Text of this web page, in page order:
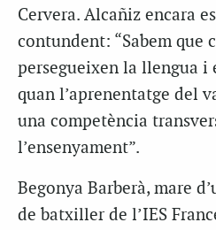
Cervera. Alcañiz encara
contundent: “Sabem
persegueixen la llengua
quan l’aprenentatge del
una competència
l’ensenyament”.
Begonya Barberà, mare
de batxiller de l’IES